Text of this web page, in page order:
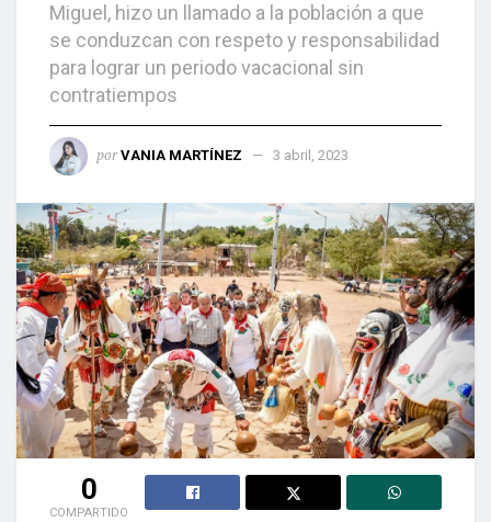
Miguel, hizo un llamado a la población a que
se conduzcan con respeto y responsabilidad
para lograr un periodo vacacional sin
contratiempos
por VANIA MARTÍNEZ 3 abril, 2023
0
COMPARTIDO